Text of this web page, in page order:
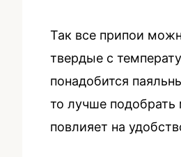
Так все припои
твердые с
понадобится
то лучше
повлияет на